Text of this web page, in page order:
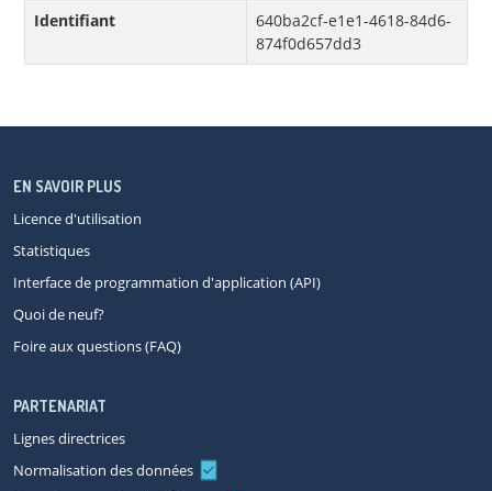
Identifiant
640ba2cf-e1e1-4618-84d6-
874f0d657dd3
EN SAVOIR PLUS
Licence d'utilisation
Statistiques
Interface de programmation d'application (API)
Quoi de neuf?
Foire aux questions (FAQ)
PARTENARIAT
Lignes directrices
Normalisation des données